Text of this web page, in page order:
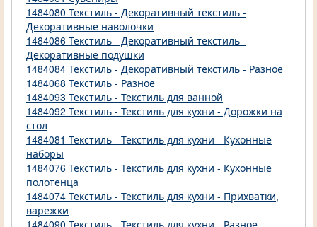
1484080 Текстиль - Декоративный текстиль -
Декоративные наволочки
1484086 Текстиль - Декоративный текстиль -
Декоративные подушки
1484084 Текстиль - Декоративный текстиль - Разное
1484068 Текстиль - Разное
1484093 Текстиль - Текстиль для ванной
1484092 Текстиль - Текстиль для кухни - Дорожки на
стол
1484081 Текстиль - Текстиль для кухни - Кухонные
наборы
1484076 Текстиль - Текстиль для кухни - Кухонные
полотенца
1484074 Текстиль - Текстиль для кухни - Прихватки,
варежки